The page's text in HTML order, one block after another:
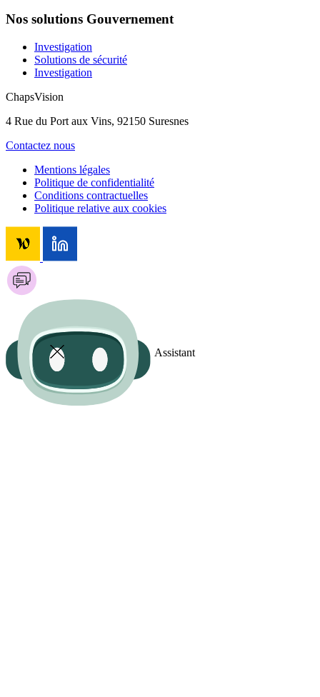
Nos solutions Gouvernement
Investigation
Solutions de sécurité
Investigation
ChapsVision
4 Rue du Port aux Vins, 92150 Suresnes
Contactez nous
Mentions légales
Politique de confidentialité
Conditions contractuelles
Politique relative aux cookies
Assistant